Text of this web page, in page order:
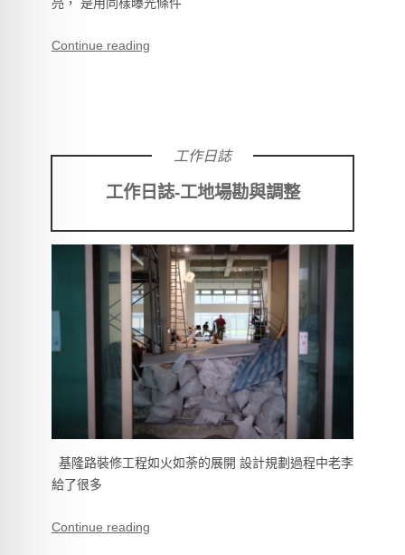
Continue reading
工作日誌-工地場勘與調整
工作日誌
基隆路裝修工程如火如荼的展開 設計規劃過程中老李
給了很多
Continue reading